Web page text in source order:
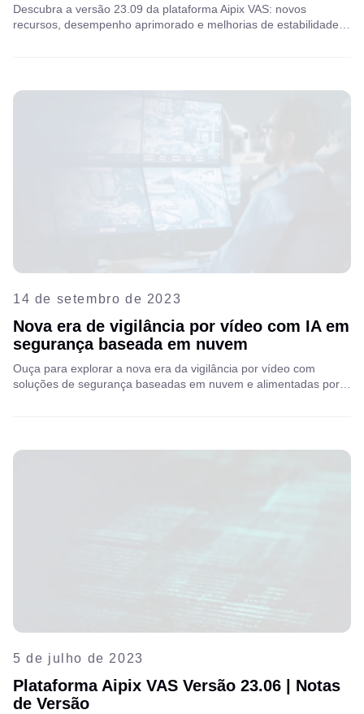
Descubra a versão 23.09 da plataforma Aipix VAS: novos
recursos, desempenho aprimorado e melhorias de estabilidade
14 de setembro de 2023
Nova era de vigilância por vídeo com IA em
segurança baseada em nuvem
Ouça para explorar a nova era da vigilância por vídeo com
soluções de segurança baseadas em nuvem e alimentadas por
5 de julho de 2023
Plataforma Aipix VAS Versão 23.06 | Notas
de Versão